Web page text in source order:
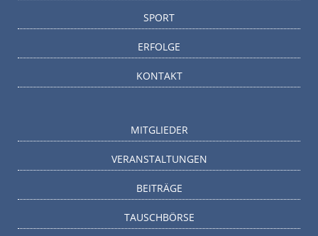
SPORT
ERFOLGE
KONTAKT
MITGLIEDER
VERANSTALTUNGEN
BEITRÄGE
TAUSCHBÖRSE